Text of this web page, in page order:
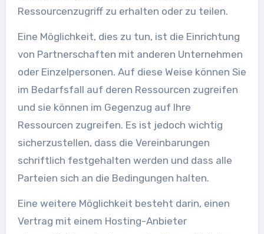
Ressourcenzugriff zu erhalten oder zu teilen.
Eine Möglichkeit, dies zu tun, ist die Einrichtung
von Partnerschaften mit anderen Unternehmen
oder Einzelpersonen. Auf diese Weise können Sie
im Bedarfsfall auf deren Ressourcen zugreifen
und sie können im Gegenzug auf Ihre
Ressourcen zugreifen. Es ist jedoch wichtig
sicherzustellen, dass die Vereinbarungen
schriftlich festgehalten werden und dass alle
Parteien sich an die Bedingungen halten.
Eine weitere Möglichkeit besteht darin, einen
Vertrag mit einem Hosting-Anbieter